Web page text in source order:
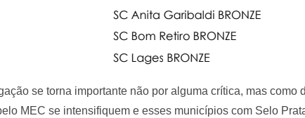
se torna importante não por alguma crítica, mas como
MEC se intensifiquem e esses municípios com Selo